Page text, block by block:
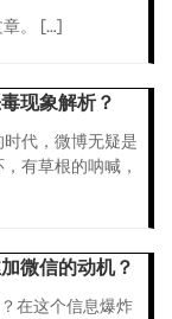
章。 […]
现象解析？
代，微博无疑是
有草根的呐喊，
微信的动机？
在这个信息爆炸